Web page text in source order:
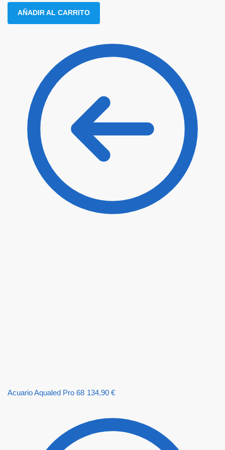
AÑADIR AL CARRITO
Acuario Aqualed Pro 68 134,90 €